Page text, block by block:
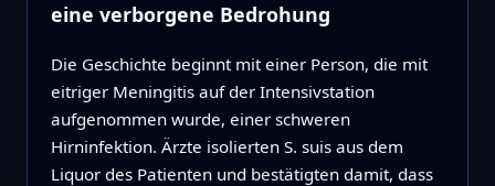
eine verborgene Bedrohung
Die Geschichte beginnt mit einer Person, die mit
eitriger Meningitis auf der Intensivstation
aufgenommen wurde, einer schweren
Hirninfektion. Ärzte isolierten S. suis aus dem
Liquor des Patienten und bestätigten damit, dass